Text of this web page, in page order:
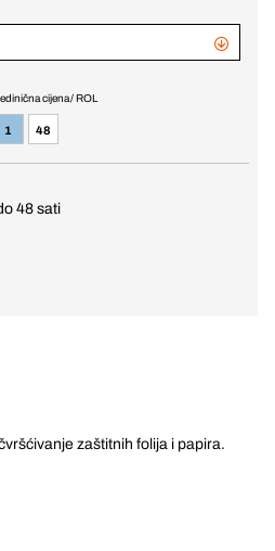
cijena / ROL
1 48
48 sati
zaštitnih folija i papira.